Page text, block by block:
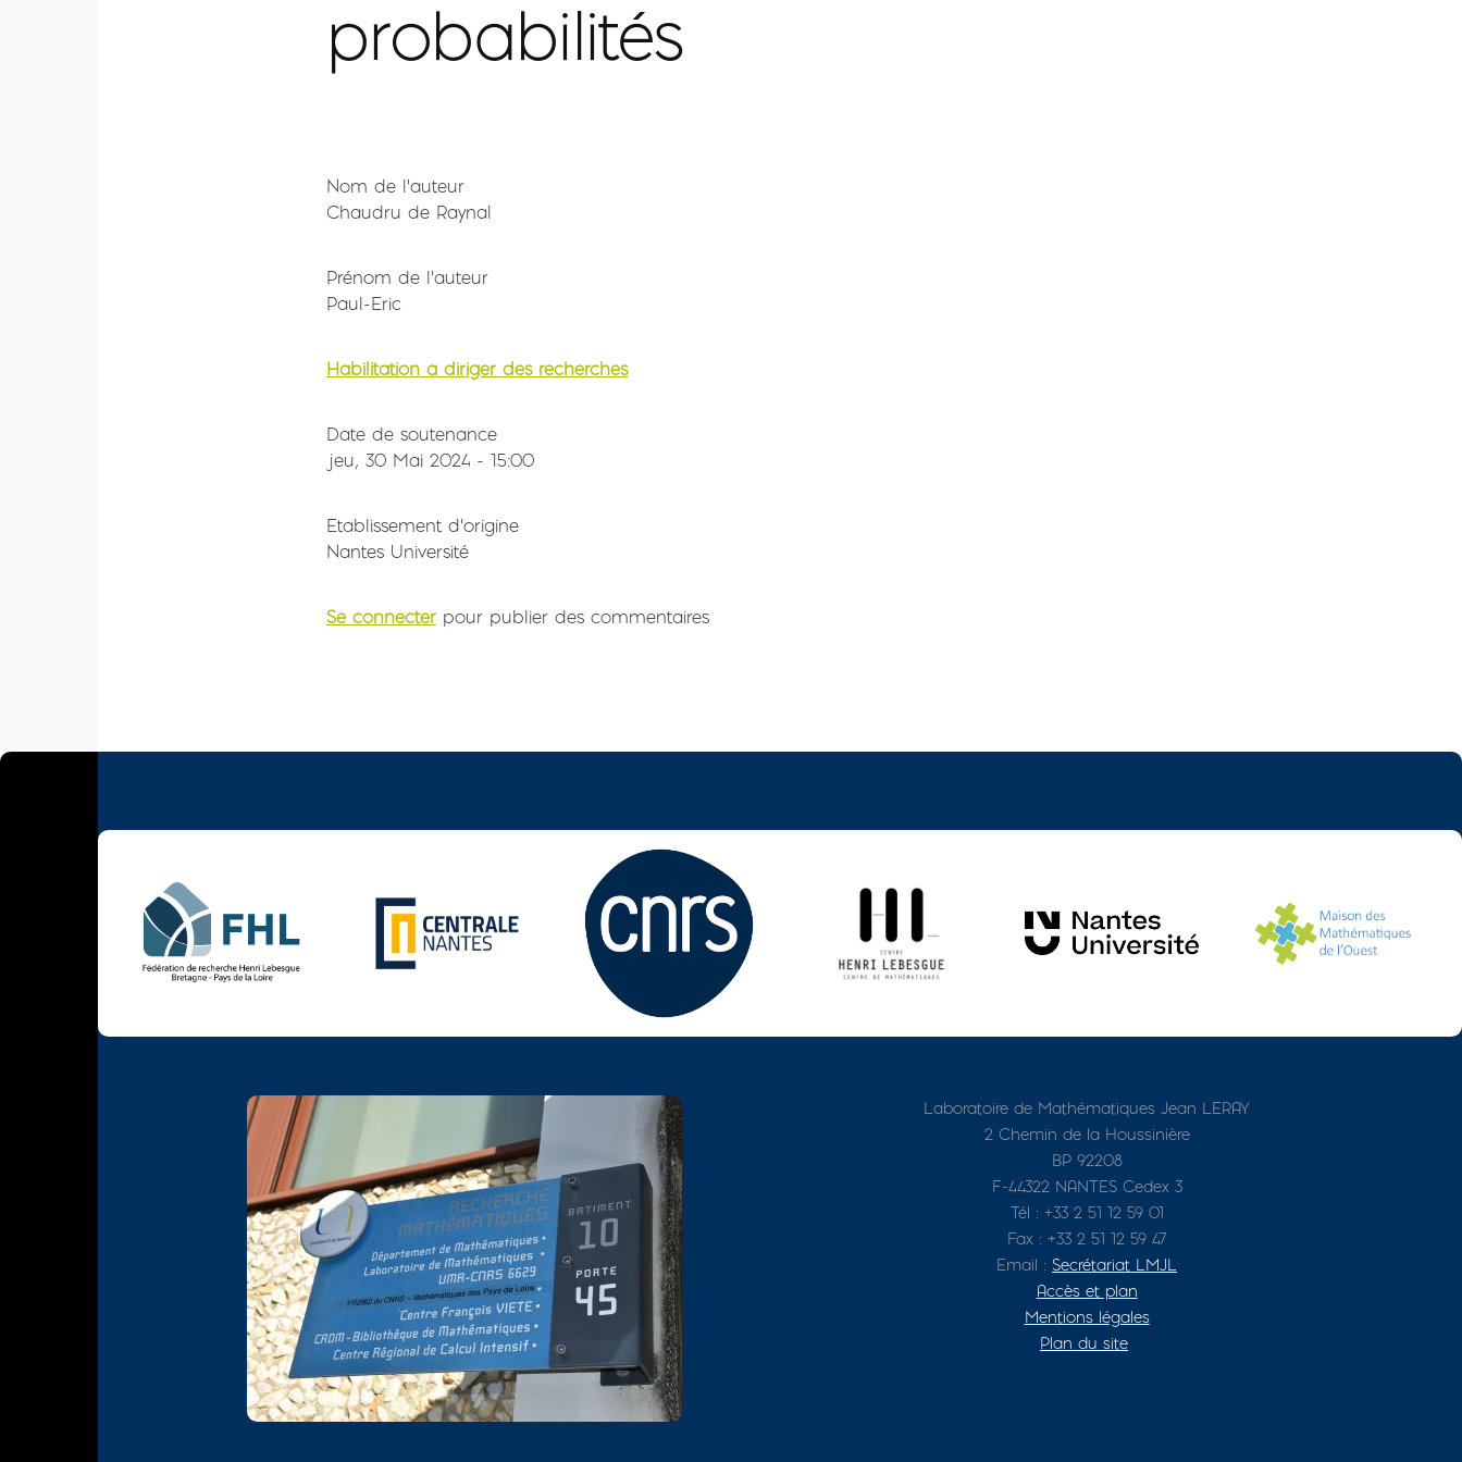
probabilités
Nom de l'auteur
Chaudru de Raynal
Prénom de l'auteur
Paul-Eric
Habilitation à diriger des recherches
Date de soutenance
jeu, 30 Mai 2024 - 15:00
Etablissement d'origine
Nantes Université
Se connecter pour publier des commentaires
Laboratoire de Mathématiques Jean LERAY
2 Chemin de la Houssinière
BP 92208
F-44322 NANTES Cedex 3
Tél : +33 2 51 12 59 01
Fax : +33 2 51 12 59 47
Email : Secrétariat LMJL
Accès et plan
Mentions légales
Plan du site